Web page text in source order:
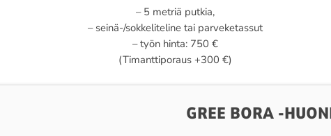
– 5 metriä putkia,
– seinä-/sokkeliteline tai parveketassut
– työn hinta: 750 €
(Timanttiporaus +300 €)
GREE BORA -